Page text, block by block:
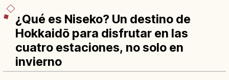
¿Qué es Niseko? Un destino de
Hokkaidō para disfrutar en las
cuatro estaciones, no solo en
invierno